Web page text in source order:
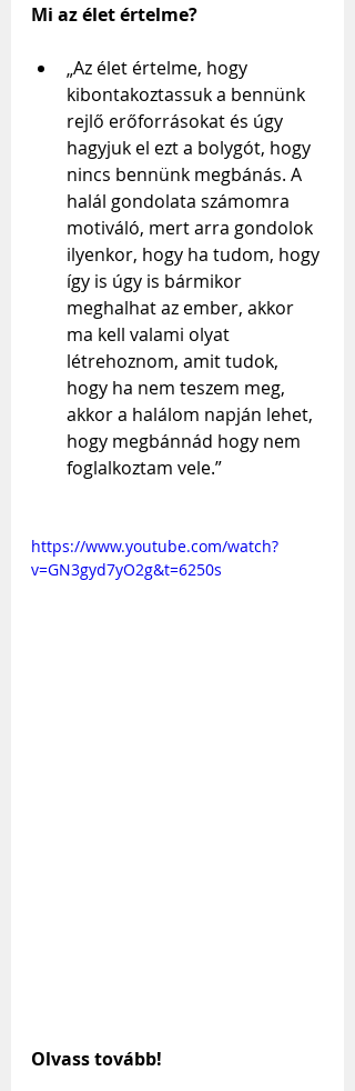
Mi az élet értelme?
„Az élet értelme, hogy
kibontakoztassuk a bennünk
rejlő erőforrásokat és úgy
hagyjuk el ezt a bolygót, hogy
nincs bennünk megbánás. A
halál gondolata számomra
motiváló, mert arra gondolok
ilyenkor, hogy ha tudom, hogy
így is úgy is bármikor
meghalhat az ember, akkor
ma kell valami olyat
létrehoznom, amit tudok,
hogy ha nem teszem meg,
akkor a halálom napján lehet,
hogy megbánnád hogy nem
foglalkoztam vele.”
https://www.youtube.com/watch?
v=GN3gyd7yO2g&t=6250s
Olvass tovább!